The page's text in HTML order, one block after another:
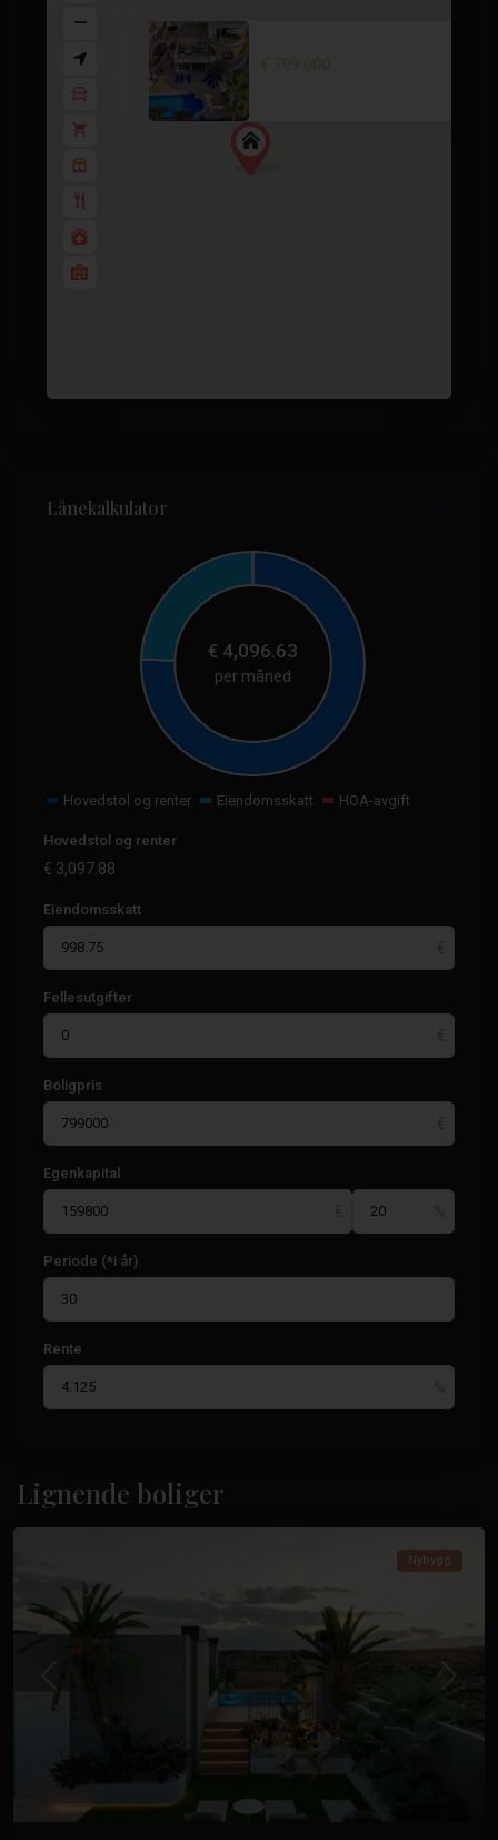
Lånekalkulator
€ 4,096.63
per måned
Hovedstol og renter Eiendomsskatt HOA-avgift
Hovedstol og renter
€ 3,097.88
Eiendomsskatt
Fellesutgifter
Boligpris
Egenkapital
Periode (*i år)
Rente
Lignende boliger
Santa
Pola
Neste
Nybygg